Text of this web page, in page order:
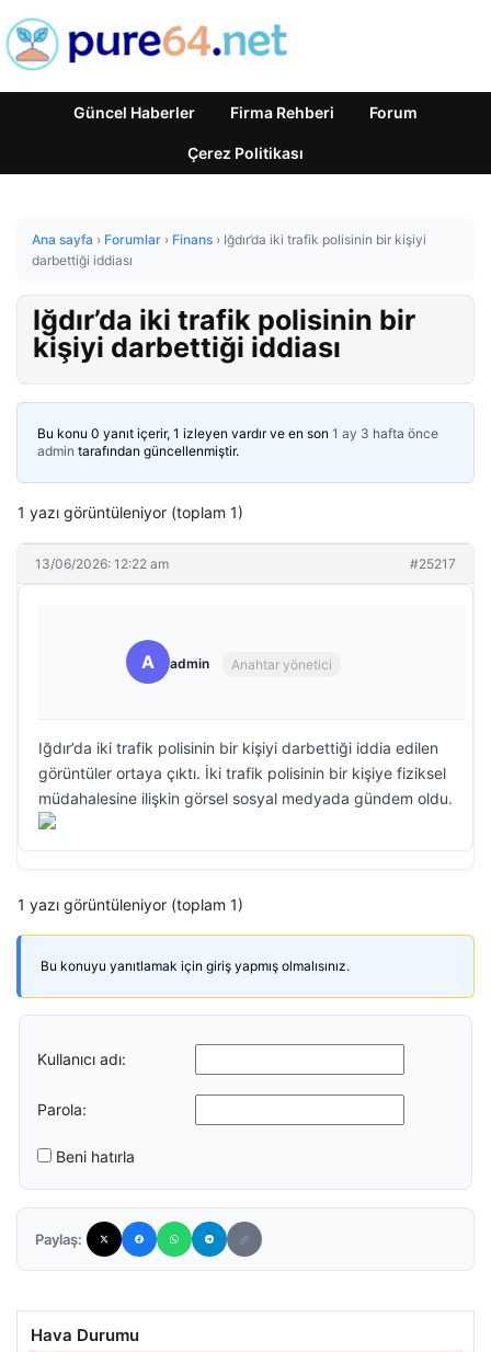
Güncel Haberler Firma Rehberi Forum
Çerez Politikası
Ana sayfa › Forumlar › Finans › Iğdır’da iki trafik polisinin bir kişiyi
darbettiği iddiası
Iğdır’da iki trafik polisinin bir
kişiyi darbettiği iddiası
Bu konu 0 yanıt içerir, 1 izleyen vardır ve en son 1 ay 3 hafta önce
admin tarafından güncellenmiştir.
1 yazı görüntüleniyor (toplam 1)
13/06/2026: 12:22 am #25217
A admin Anahtar yönetici
Iğdır’da iki trafik polisinin bir kişiyi darbettiği iddia edilen
görüntüler ortaya çıktı. İki trafik polisinin bir kişiye fiziksel
müdahalesine ilişkin görsel sosyal medyada gündem oldu.
1 yazı görüntüleniyor (toplam 1)
Bu konuyu yanıtlamak için giriş yapmış olmalısınız.
Kullanıcı adı:
Parola:
Beni hatırla
Paylaş:
Hava Durumu